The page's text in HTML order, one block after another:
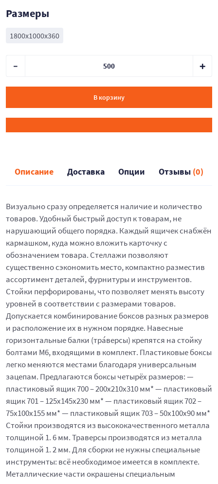
Размеры
1800x1000x360
В корзину
Описание Доставка Опции Отзывы (0)
Визуально сразу определяется наличие и количество
товаров. Удобный быстрый доступ к товарам, не
нарушающий общего порядка. Каждый ящичек снабжён
кармашком, куда можно вложить карточку с
обозначением товара. Стеллажи позволяют
существенно сэкономить место, компактно разместив
ассортимент деталей, фурнитуры и инструментов.
Стойки перфорированы, что позволяет менять высоту
уровней в соответствии с размерами товаров.
Допускается комбинирование боксов разных размеров
и расположение их в нужном порядке. Навесные
горизонтальные балки (тра́версы) крепятся на стойку
болтами М6, входящими в комплект. Пластиковые боксы
легко меняются местами благодаря универсальным
зацепам. Предлагаются боксы четырёх размеров: —
пластиковый ящик 700 – 200x210x310 мм* — пластиковый
ящик 701 – 125x145x230 мм* — пластиковый ящик 702 –
75x100x155 мм* — пластиковый ящик 703 – 50x100x90 мм*
Стойки производятся из высококачественного металла
толщиной 1. 6 мм. Траверсы производятся из металла
толщиной 1. 2 мм. Для сборки не нужны специальные
инструменты: всё необходимое имеется в комплекте.
Металлические части окрашены специальным